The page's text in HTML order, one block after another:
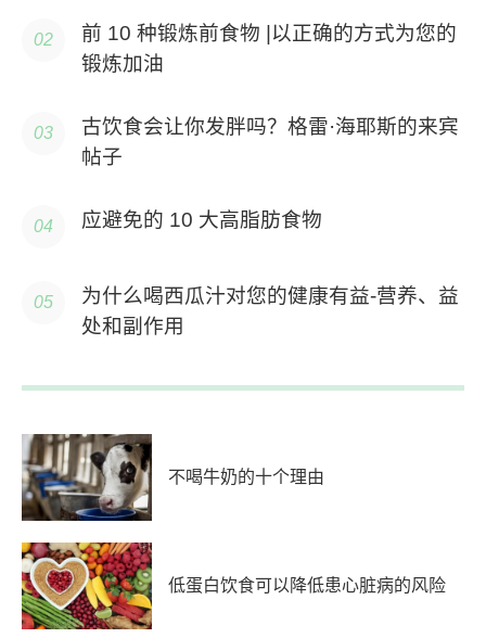
前 10 种锻炼前食物 |以正确的方式为您的
锻炼加油
古饮食会让你发胖吗？格雷·海耶斯的来宾
帖子
应避免的 10 大高脂肪食物
为什么喝西瓜汁对您的健康有益-营养、益
处和副作用
不喝牛奶的十个理由
低蛋白饮食可以降低患心脏病的风险